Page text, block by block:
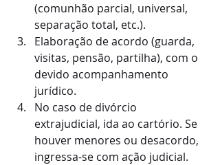
(comunhão parcial, universal,
separação total, etc.).
Elaboração de acordo (guarda,
visitas, pensão, partilha), com o
devido acompanhamento
jurídico.
No caso de divórcio
extrajudicial, ida ao cartório. Se
houver menores ou desacordo,
ingressa-se com ação judicial.